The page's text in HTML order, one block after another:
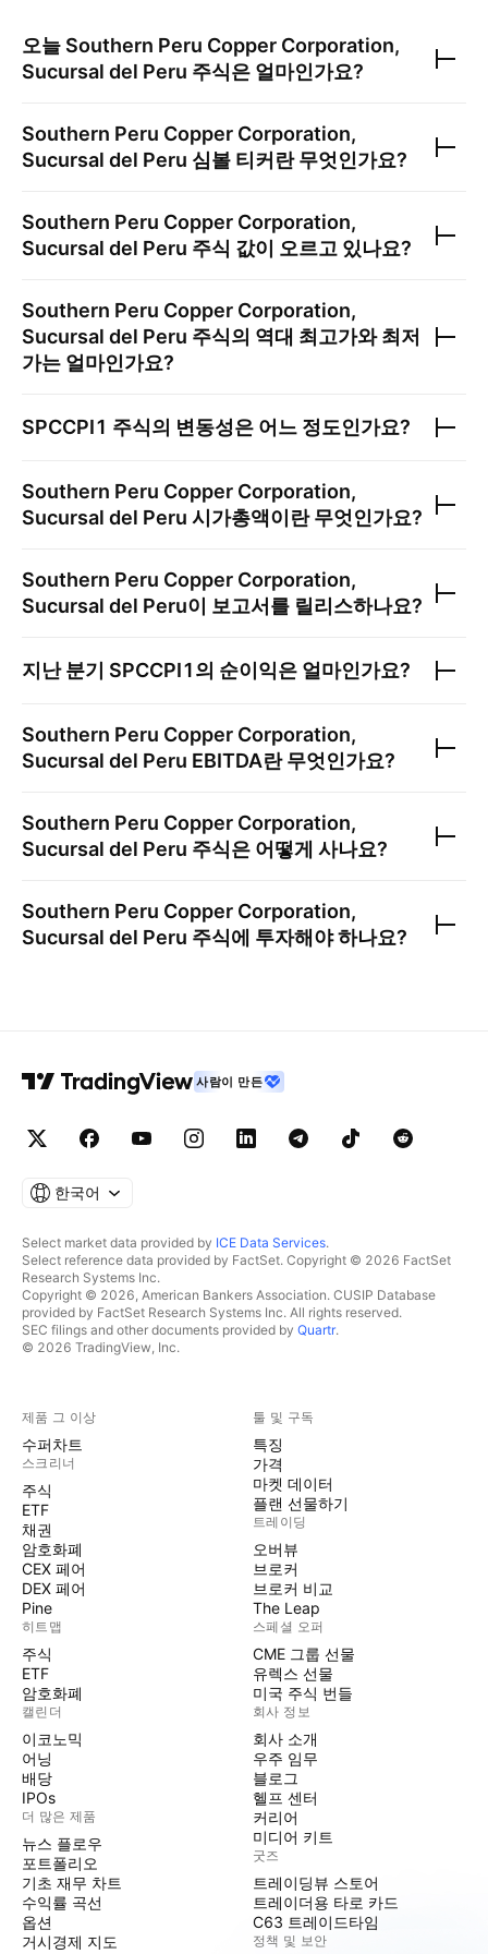
오늘 Southern Peru Copper Corporation,
Sucursal del Peru 주식은 얼마인가요?
Southern Peru Copper Corporation,
Sucursal del Peru 심볼 티커란 무엇인가요?
Southern Peru Copper Corporation,
Sucursal del Peru 주식 값이 오르고 있나요?
Southern Peru Copper Corporation,
Sucursal del Peru 주식의 역대 최고가와 최저
가는 얼마인가요?
SPCCPI1 주식의 변동성은 어느 정도인가요?
Southern Peru Copper Corporation,
Sucursal del Peru 시가총액이란 무엇인가요?
Southern Peru Copper Corporation,
Sucursal del Peru이 보고서를 릴리스하나요?
지난 분기 SPCCPI1의 순이익은 얼마인가요?
Southern Peru Copper Corporation,
Sucursal del Peru EBITDA란 무엇인가요?
Southern Peru Copper Corporation,
Sucursal del Peru 주식은 어떻게 사나요?
Southern Peru Copper Corporation,
Sucursal del Peru 주식에 투자해야 하나요?
사람이 만든
한국어
Select market data provided by ICE Data Services.
Select reference data provided by FactSet. Copyright © 2026 FactSet
Research Systems Inc.
Copyright © 2026, American Bankers Association. CUSIP Database
provided by FactSet Research Systems Inc. All rights reserved.
SEC filings and other documents provided by Quartr.
© 2026 TradingView, Inc.
제품 그 이상
수퍼차트
스크리너
주식
ETF
채권
암호화폐
CEX 페어
DEX 페어
Pine
히트맵
주식
ETF
암호화폐
캘린더
이코노믹
어닝
배당
IPOs
더 많은 제품
뉴스 플로우
포트폴리오
기초 재무 차트
수익률 곡선
옵션
거시경제 지도
툴 및 구독
특징
가격
마켓 데이터
플랜 선물하기
트레이딩
오버뷰
브로커
브로커 비교
The Leap
스페셜 오퍼
CME 그룹 선물
유렉스 선물
미국 주식 번들
회사 정보
회사 소개
우주 임무
블로그
헬프 센터
커리어
미디어 키트
굿즈
트레이딩뷰 스토어
트레이더용 타로 카드
C63 트레이드타임
정책 및 보안